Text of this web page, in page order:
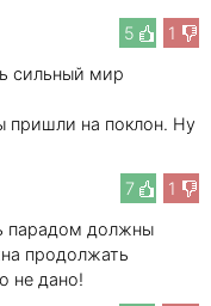
5
1
сильный мир
пришли на поклон. Ну
7
1
парадом должны
продолжать
не дано!